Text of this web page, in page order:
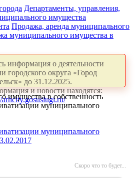
Департаменты, управления,
имущества
Продажа, аренда муниципального
муниципального имущества в
информация о деятельности
городского округа «Город
до 31.12.2025.
и новости находятся:
arhcity.gosuslugi.ru/
имущества в собственность
муниципального
муниципального
Скоро что то будет...